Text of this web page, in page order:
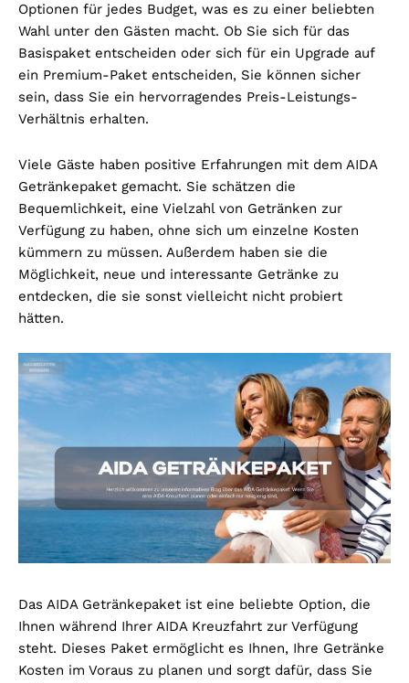
Optionen für jedes Budget, was es zu einer beliebten
Wahl unter den Gästen macht. Ob Sie sich für das
Basispaket entscheiden oder sich für ein Upgrade auf
ein Premium-Paket entscheiden, Sie können sicher
sein, dass Sie ein hervorragendes Preis-Leistungs-
Verhältnis erhalten.
Viele Gäste haben positive Erfahrungen mit dem AIDA
Getränkepaket gemacht. Sie schätzen die
Bequemlichkeit, eine Vielzahl von Getränken zur
Verfügung zu haben, ohne sich um einzelne Kosten
kümmern zu müssen. Außerdem haben sie die
Möglichkeit, neue und interessante Getränke zu
entdecken, die sie sonst vielleicht nicht probiert
hätten.
Das AIDA Getränkepaket ist eine beliebte Option, die
Ihnen während Ihrer AIDA Kreuzfahrt zur Verfügung
steht. Dieses Paket ermöglicht es Ihnen, Ihre Getränke
Kosten im Voraus zu planen und sorgt dafür, dass Sie